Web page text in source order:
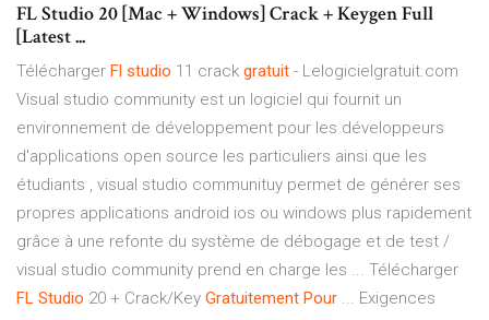
FL Studio 20 [Mac + Windows] Crack + Keygen Full
[Latest ...
Télécharger Fl studio 11 crack gratuit - Lelogicielgratuit.com
Visual studio community est un logiciel qui fournit un
environnement de développement pour les développeurs
d'applications open source les particuliers ainsi que les
étudiants , visual studio communituy permet de générer ses
propres applications android ios ou windows plus rapidement
grâce à une refonte du système de débogage et de test /
visual studio community prend en charge les ... Télécharger
FL Studio 20 + Crack/Key Gratuitement Pour ... Exigences